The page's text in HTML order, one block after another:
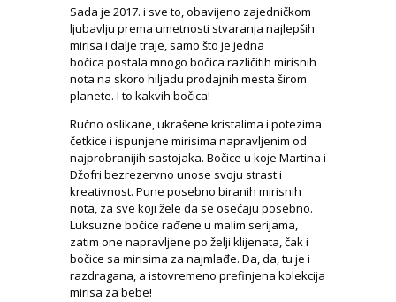
Sada je 2017. i sve to, obavijeno zajedničkom
ljubavlju prema umetnosti stvaranja najlepših
mirisa i dalje traje, samo što je jedna
bočica postala mnogo bočica različitih mirisnih
nota na skoro hiljadu prodajnih mesta širom
planete. I to kakvih bočica!
Ručno oslikane, ukrašene kristalima i potezima
četkice i ispunjene mirisima napravljenim od
najprobranijih sastojaka. Bočice u koje Martina i
Džofri bezrezervno unose svoju strast i
kreativnost. Pune posebno biranih mirisnih
nota, za sve koji žele da se osećaju posebno.
Luksuzne bočice rađene u malim serijama,
zatim one napravljene po želji klijenata, čak i
bočice sa mirisima za najmlađe. Da, da, tu je i
razdragana, a istovremeno prefinjena kolekcija
mirisa za bebe!